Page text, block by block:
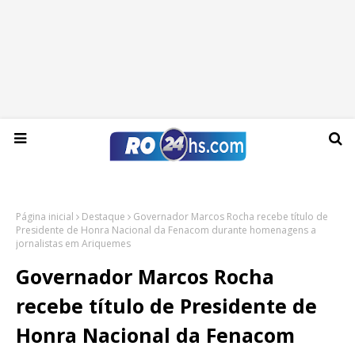
Quinta-feira, 06 de agosto de 2026
Página inicial Destaque
Governador Marcos Rocha recebe título de
Presidente de Honra Nacional da Fenacom durante homenagens a
jornalistas em Ariquemes
Governador Marcos Rocha
recebe título de Presidente de
Honra Nacional da Fenacom